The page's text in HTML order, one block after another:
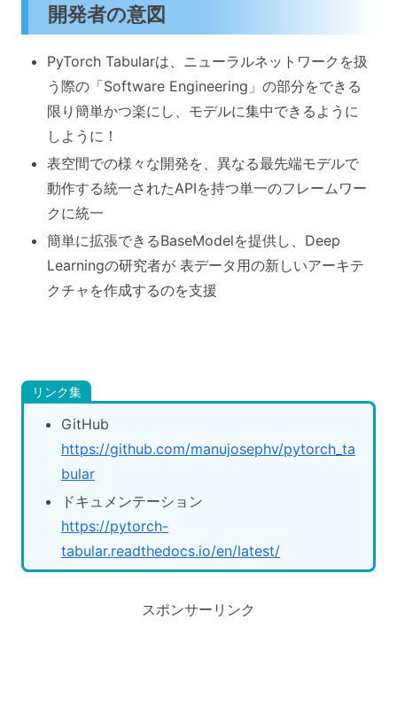
開発者の意図
PyTorch Tabularは、ニューラルネットワークを扱
う際の「Software Engineering」の部分をできる
限り簡単かつ楽にし、モデルに集中できるように
しように！
表空間での様々な開発を、異なる最先端モデルで
動作する統一されたAPIを持つ単一のフレームワー
クに統一
簡単に拡張できるBaseModelを提供し、Deep
Learningの研究者が 表データ用の新しいアーキテ
クチャを作成するのを支援
リンク集
GitHub
https://github.com/manujosephv/pytorch_ta
bular
ドキュメンテーション
https://pytorch-
tabular.readthedocs.io/en/latest/
スポンサーリンク